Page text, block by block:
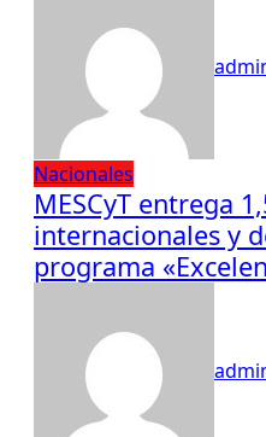
Nacionales
MESCyT entrega
internacionales y
programa